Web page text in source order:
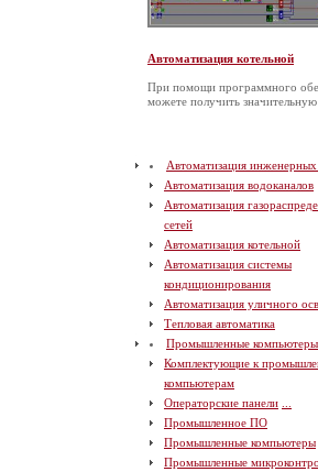
Автоматизация котельной
При помощи программного
можете получить
Автоматизация инженерных
Автоматизация водоканалов
Автоматизация
сетей
Автоматизация котельной
Автоматизация системы
кондиционирования
Автоматизация уличного
Тепловая автоматика
Промышленные
Комплектующие к
компьютерам
Операторские панели
Промышленное ПО
Промышленные компьютеры
Промышленные